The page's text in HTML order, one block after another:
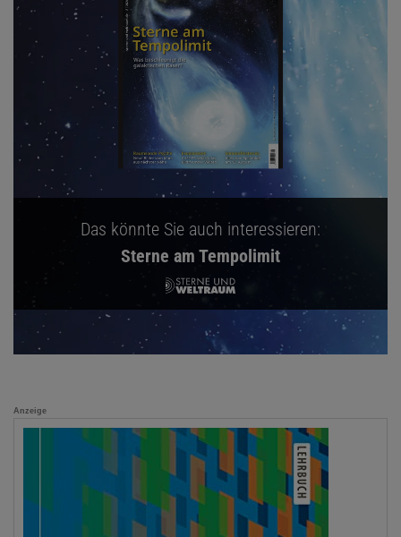
Das könnte Sie auch interessieren:
Sterne am Tempolimit
Anzeige